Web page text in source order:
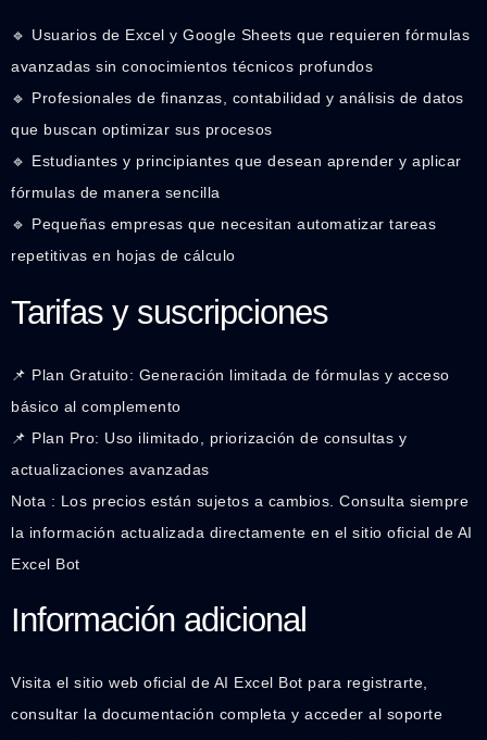
🔹 Usuarios de Excel y Google Sheets que requieren fórmulas
avanzadas sin conocimientos técnicos profundos
🔹 Profesionales de finanzas, contabilidad y análisis de datos
que buscan optimizar sus procesos
🔹 Estudiantes y principiantes que desean aprender y aplicar
fórmulas de manera sencilla
🔹 Pequeñas empresas que necesitan automatizar tareas
repetitivas en hojas de cálculo
Tarifas y suscripciones
📌 Plan Gratuito: Generación limitada de fórmulas y acceso
básico al complemento
📌 Plan Pro: Uso ilimitado, priorización de consultas y
actualizaciones avanzadas
Nota : Los precios están sujetos a cambios. Consulta siempre
la información actualizada directamente en el sitio oficial de AI
Excel Bot
Información adicional
Visita el sitio web oficial de AI Excel Bot para registrarte,
consultar la documentación completa y acceder al soporte